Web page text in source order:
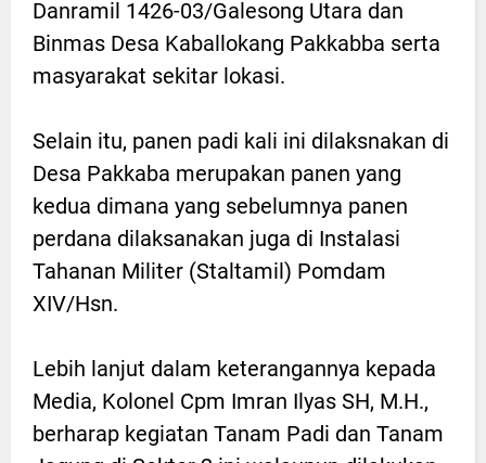
Danramil 1426-03/Galesong Utara dan
Binmas Desa Kaballokang Pakkabba serta
masyarakat sekitar lokasi.
Selain itu, panen padi kali ini dilaksnakan di
Desa Pakkaba merupakan panen yang
kedua dimana yang sebelumnya panen
perdana dilaksanakan juga di Instalasi
Tahanan Militer (Staltamil) Pomdam
XIV/Hsn.
Lebih lanjut dalam keterangannya kepada
Media, Kolonel Cpm Imran Ilyas SH, M.H.,
berharap kegiatan Tanam Padi dan Tanam